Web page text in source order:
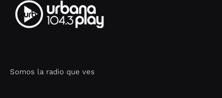
Somos la radio que ves